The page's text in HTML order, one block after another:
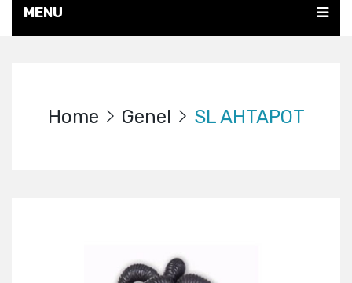
MENU
Home Genel SL AHTAPOT